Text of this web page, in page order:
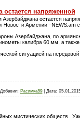
напряженной
остается
Армении
Азербайджана, по
калибра 60 мм, а
ситуацией на
Добавил: Расимка89 Дата:
мистических обществ .